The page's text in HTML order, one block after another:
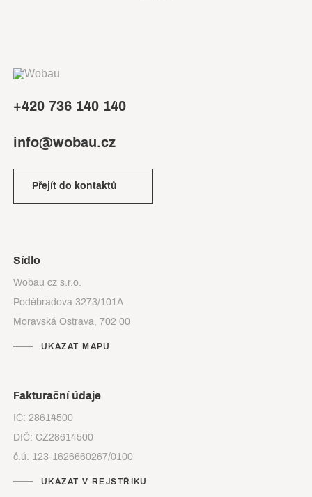
+420 736 140 140
info@wobau.cz
Přejít do kontaktů
Sídlo
Wobau cz s.r.o.
Poděbradova 3273/101A
Moravská Ostrava, 702 00
UKÁZAT MAPU
Fakturační údaje
IČ: 28614500
DIČ: CZ28614500
č.ú. 123-1626660267/0100
UKÁZAT V REJSTŘÍKU